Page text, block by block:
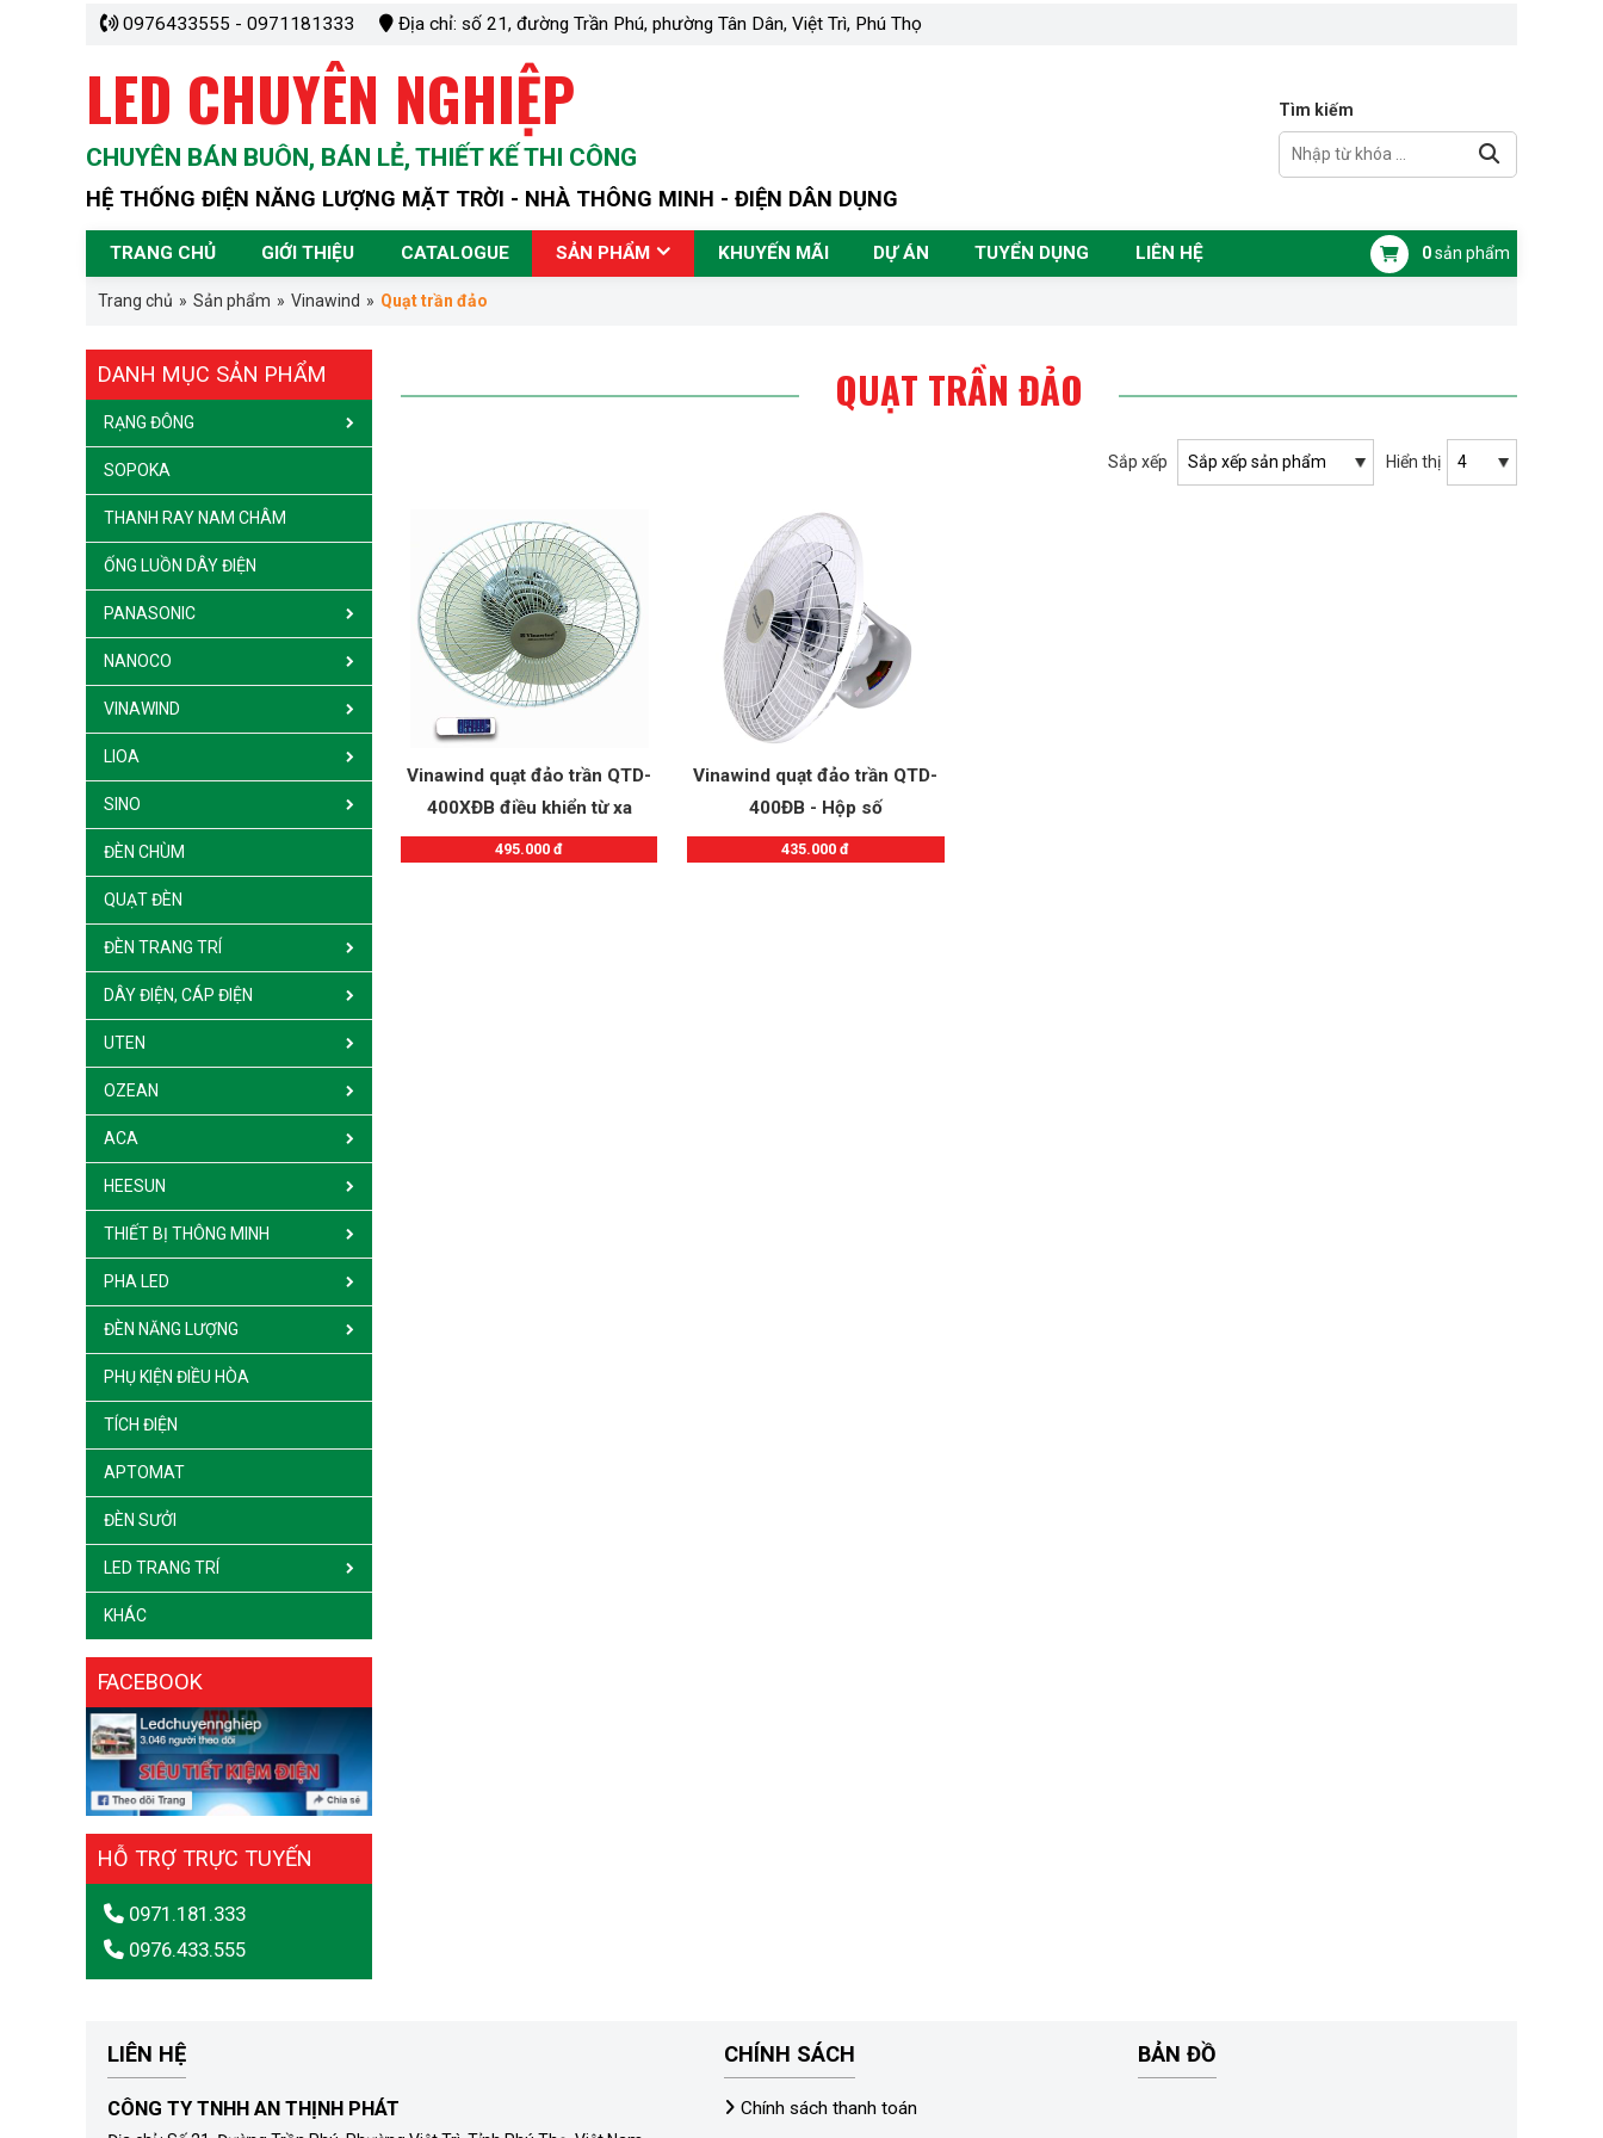
0976433555 - 0971181333 Địa chỉ: số 21, đường Trần Phú, phường Tân Dân, Việt Trì, Phú Thọ
LED CHUYÊN NGHIỆP
CHUYÊN BÁN BUÔN, BÁN LẺ, THIẾT KẾ THI CÔNG
HỆ THỐNG ĐIỆN NĂNG LƯỢNG MẶT TRỜI - NHÀ THÔNG MINH - ĐIỆN DÂN DỤNG
Tìm kiếm
TRANG CHỦ GIỚI THIỆU CATALOGUE SẢN PHẨM KHUYẾN MÃI DỰ ÁN TUYỂN DỤNG LIÊN HỆ 0sản phẩm
Trang chủ » Sản phẩm » Vinawind » Quạt trần đảo
DANH MỤC SẢN PHẨM
RẠNG ĐÔNG
SOPOKA
THANH RAY NAM CHÂM
ỐNG LUỒN DÂY ĐIỆN
PANASONIC
NANOCO
VINAWIND
LIOA
SINO
ĐÈN CHÙM
QUẠT ĐÈN
ĐÈN TRANG TRÍ
DÂY ĐIỆN, CÁP ĐIỆN
UTEN
OZEAN
ACA
HEESUN
THIẾT BỊ THÔNG MINH
PHA LED
ĐÈN NĂNG LƯỢNG
PHỤ KIỆN ĐIỀU HÒA
TÍCH ĐIỆN
APTOMAT
ĐÈN SƯỞI
LED TRANG TRÍ
KHÁC
FACEBOOK
HỖ TRỢ TRỰC TUYẾN
0971.181.333
0976.433.555
QUẠT TRẦN ĐẢO
Sắp xếp Hiển thị
Vinawind quạt đảo trần QTD-
400XĐB điều khiển từ xa
495.000 đ
Vinawind quạt đảo trần QTD-
400ĐB - Hộp số
435.000 đ
LIÊN HỆ
CÔNG TY TNHH AN THỊNH PHÁT
CHÍNH SÁCH
Chính sách thanh toán
BẢN ĐỒ